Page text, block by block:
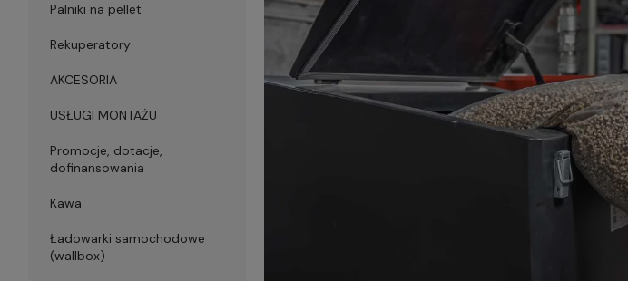
Palniki na pellet
Rekuperatory
AKCESORIA
USŁUGI MONTAŻU
Promocje, dotacje,
dofinansowania
Kawa
Ładowarki samochodowe
(wallbox)